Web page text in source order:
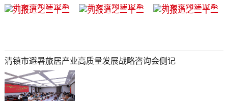
清镇市避暑旅居产业高质量发展战略咨询会侧记